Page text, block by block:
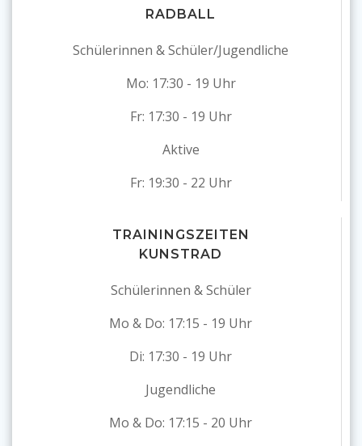
RADBALL
Schülerinnen & Schüler/Jugendliche
Mo: 17:30 - 19 Uhr
Fr: 17:30 - 19 Uhr
Aktive
Fr: 19:30 - 22 Uhr
TRAININGSZEITEN
KUNSTRAD
Schülerinnen & Schüler
Mo & Do: 17:15 - 19 Uhr
Di: 17:30 - 19 Uhr
Jugendliche
Mo & Do: 17:15 - 20 Uhr